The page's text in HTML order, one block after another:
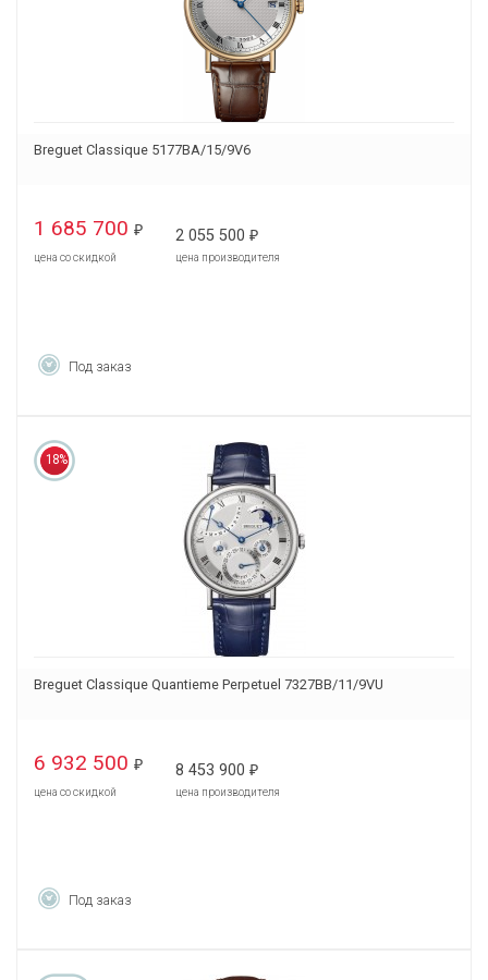
Breguet Classique 5177BA/15/9V6
1 685 700 ₽
цена со скидкой
2 055 500 ₽
цена производителя
Под заказ
18%
Breguet Classique Quantieme Perpetuel 7327BB/11/9VU
6 932 500 ₽
цена со скидкой
8 453 900 ₽
цена производителя
Под заказ